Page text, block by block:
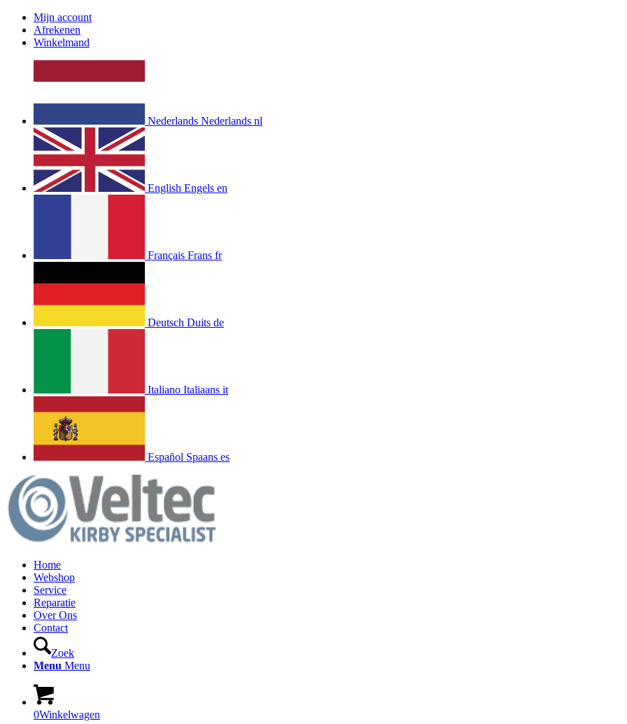
Mijn account
Afrekenen
Winkelmand
Nederlands Nederlands nl
English Engels en
Français Frans fr
Deutsch Duits de
Italiano Italiaans it
Español Spaans es
Home
Webshop
Service
Reparatie
Over Ons
Contact
Zoek
Menu Menu
0Winkelwagen